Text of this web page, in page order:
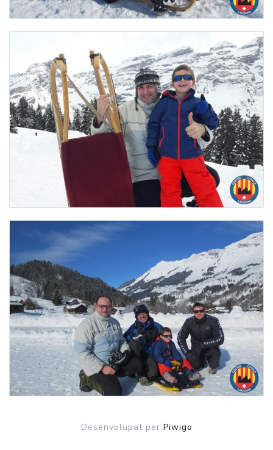
Desenvolupat per Piwigo